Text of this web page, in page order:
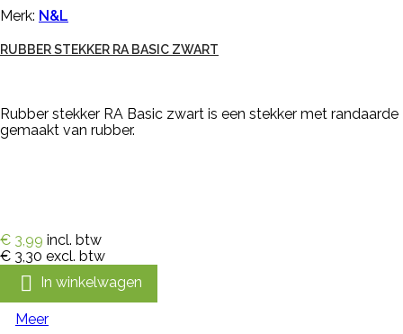
Merk: N&L
RUBBER STEKKER RA BASIC ZWART
Rubber stekker RA Basic zwart is een stekker met randaarde
gemaakt van rubber.
€ 3,99 incl. btw
€ 3,30 excl. btw
 In winkelwagen
Meer